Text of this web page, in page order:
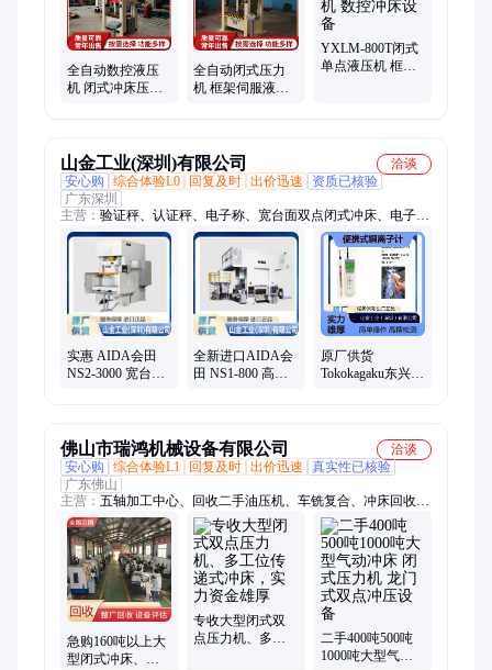
全自动数控液压
机 闭式冲床压力
全自动闭式压力
机 框架伺服液压
YXLM-800T闭式
单点液压机 框架
山金工业(深圳)有限公司
洽谈
安心购
综合体验L0 回复及时 出价迅速
资质已核验
广东深圳
主营： 验证秤、认证秤、电子称、宽台面双点闭式冲床、电子
秤、传感器、计数器、平台秤、子天平、计数秤、斜坡秤、防水
秤、施工托盘、手推车秤、防爆秤台、数字价秤、称重系统、内
置砝码、称重仪表、电子计件、通用天平、克拉天平、防爆天
平、重型天平、称重模块、称重平台
实惠 AIDA会田
NS2-3000 宽台面
全新进口AIDA会
田 NS1-800 高精
原厂供货
Tokokagaku东兴化
佛山市瑞鸿机械设备有限公司
洽谈
安心购
综合体验L1 回复及时 出价迅速
真实性已核验
广东佛山
主营： 五轴加工中心、回收二手油压机、车铣复合、冲床回收、
二手油压机、二手液压机、油压机回收、液压机回收、设备回
收、整厂回收、机床回收、二手数控机床、二手龙门加工中心、
二手龙门铣床、二手立车、二手龙门磨床、二手落地镗、二手镗
床、二手热模锻、二手锻造液压机、重型卧式车床、齿轮加工机
床、铣镗床、二手压力机、二手冲压线、二手机床
急购160吨以上大
型闭式冲床、四
专收大型闭式双
点压力机、多工
二手400吨500吨
1000吨大型气动